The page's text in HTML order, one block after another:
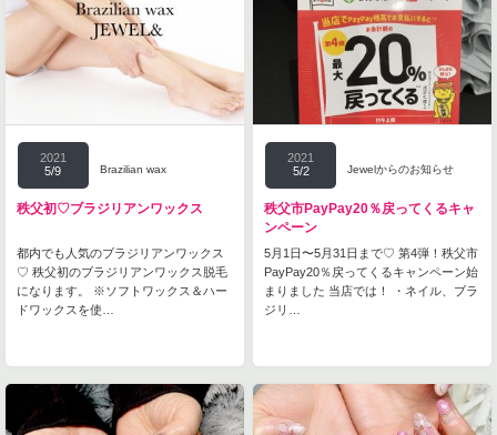
2021
5/9
Brazilian wax
秩父初♡ブラジリアンワックス
都内でも人気のブラジリアンワックス
♡ 秩父初のブラジリアンワックス脱毛
になります。 ※ソフトワックス＆ハー
ドワックスを使…
2021
5/2
Jewelからのお知らせ
秩父市PayPay20％戻ってくるキャ
ンペーン
5月1日〜5月31日まで♡ 第4弾！秩父市
PayPay20％戻ってくるキャンペーン始
まりました 当店では！ ・ネイル、ブラ
ジリ…